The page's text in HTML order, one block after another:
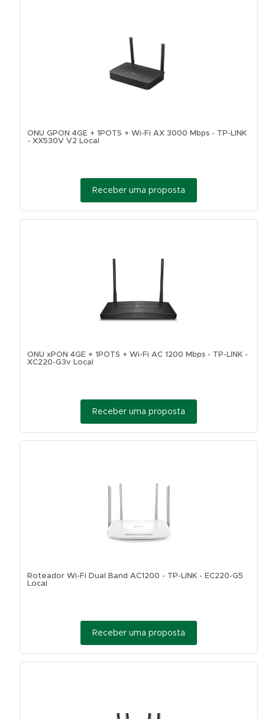
ONU GPON 4GE + 1POTS + Wi-Fi AX 3000 Mbps - TP-LINK
- XX530V V2 Local
Receber uma proposta
ONU xPON 4GE + 1POTS + Wi-Fi AC 1200 Mbps - TP-LINK -
XC220-G3v Local
Receber uma proposta
Roteador Wi-Fi Dual Band AC1200 - TP-LINK - EC220-G5
Local
Receber uma proposta